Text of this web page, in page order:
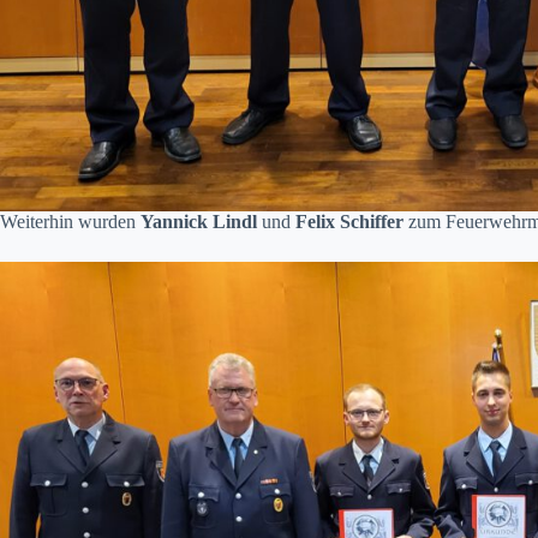
Weiterhin wurden Yannick Lindl und Felix Schiffer zum